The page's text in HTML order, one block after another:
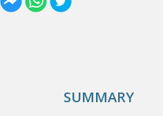
SUMMARY